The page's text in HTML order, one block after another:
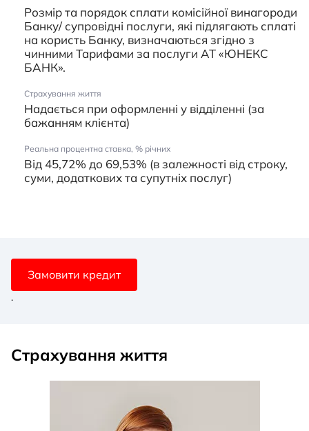
Розмір та порядок сплати комісійної винагороди
Банку/ супровідні послуги, які підлягають сплаті
на користь Банку, визначаються згідно з
чинними Тарифами за послуги АТ «ЮНЕКС
БАНК».
Страхування життя
Надається при оформленні у відділенні (за
бажанням клієнта)
Реальна процентна ставка, % річних
Від 45,72% до 69,53% (в залежності від строку,
суми, додаткових та супутніх послуг)
Замовити кредит
.
Страхування життя